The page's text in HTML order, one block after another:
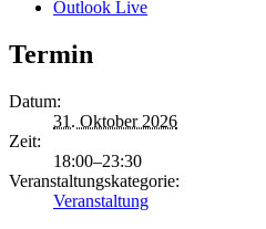
Outlook Live
Termin
Datum:
31. Oktober 2026
Zeit:
18:00–23:30
Veranstaltungskategorie:
Veranstaltung